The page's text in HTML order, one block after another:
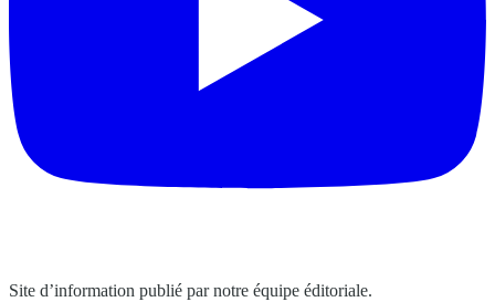
Site d’information publié par notre équipe éditoriale.